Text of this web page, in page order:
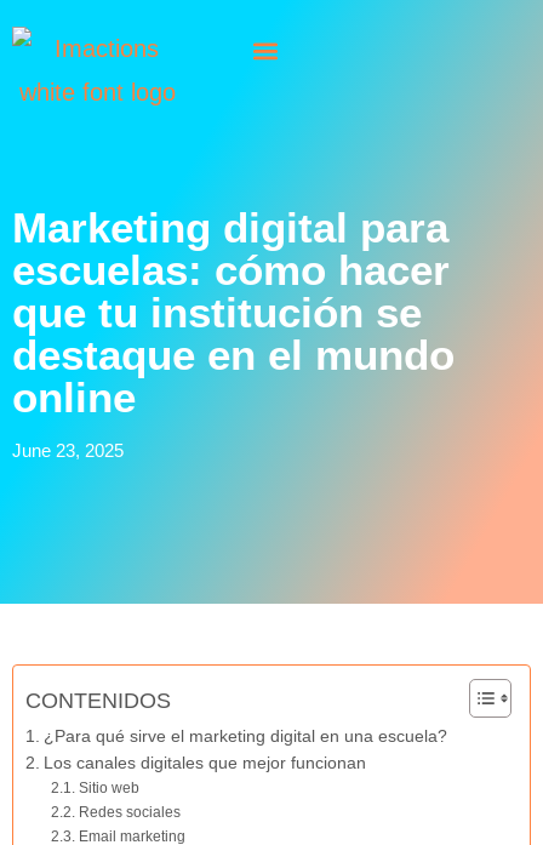
Marketing digital para
escuelas: cómo hacer
que tu institución se
destaque en el mundo
online
June 23, 2025
CONTENIDOS
¿Para qué sirve el marketing digital en una escuela?
Los canales digitales que mejor funcionan
Sitio web
Redes sociales
Email marketing